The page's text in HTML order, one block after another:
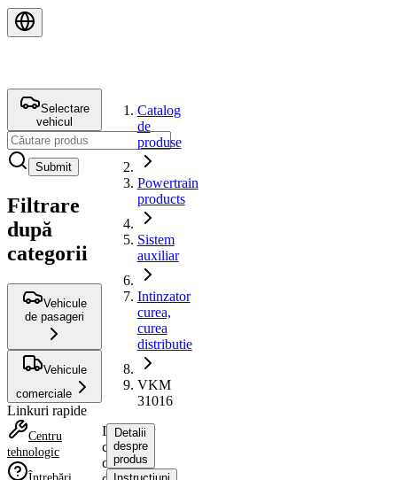
Selectare
vehicul
Submit
Filtrare
după
categorii
Vehicule
de pasageri
Vehicule
comerciale
Linkuri rapide
Centru
tehnologic
Catalog
de
produse
Powertrain
products
Sistem
auxiliar
Intinzator
curea,
curea
distributie
VKM
31016
Intinzator
curea,
curea
Detalii
despre
produs